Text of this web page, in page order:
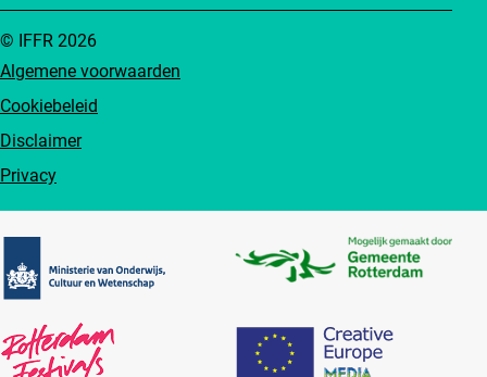
Algemene voorwaarden
Cookiebeleid
Disclaimer
Privacy
© IFFR 2026